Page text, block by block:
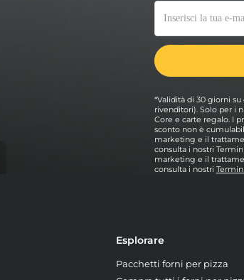
*Validità di 30 giorni
rivenditori). Solo per i
Core e carte regalo. I
sconto non è
marketing e il
consulta i nostri
marketing e il
consulta i nostri
Esplorare
Pacchetti forni per pizza